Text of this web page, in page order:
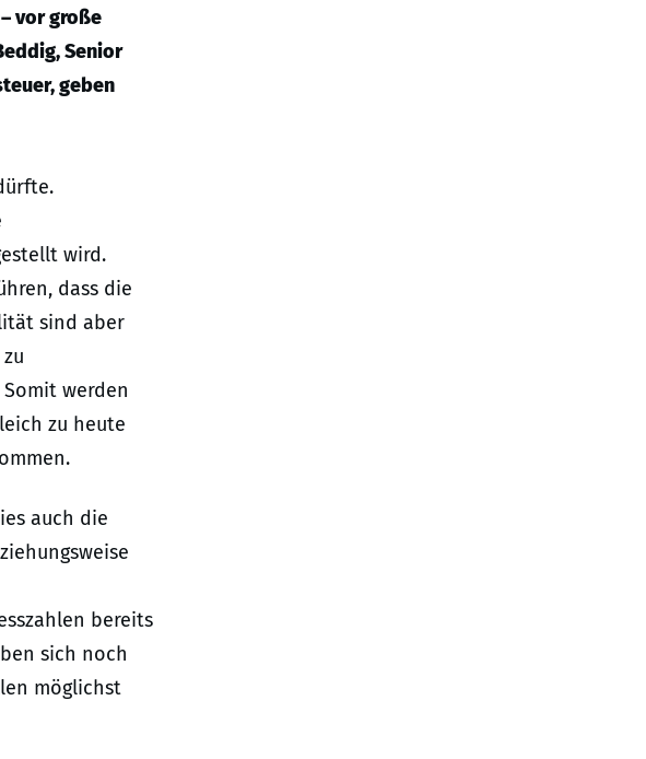
vor große
Senior
geben
wird.
dass die
sind aber
werden
zu heute
auch die
bereits
sich noch
möglichst